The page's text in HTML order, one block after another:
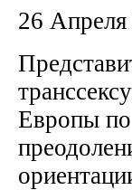
26 Апреля
Европы